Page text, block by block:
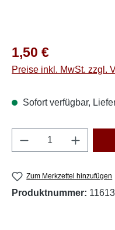
Regulärer Preis:
1,50 €
Preise inkl. MwSt. zzgl.
Sofort verfügbar,
Produkt Anzahl:
Zum Merkzettel hinzufügen
Produktnummer: